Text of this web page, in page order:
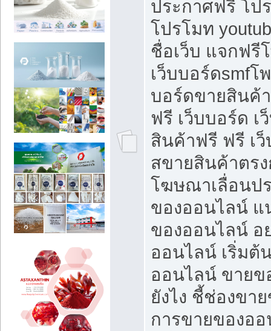
ประกาศฟรี โป
โปรโมท
ชื่อเว็บ แจกฟรี
เว็บบอร์ดsmfโ
บอร์ดขายสินค้
ฟรี เว็บบอร์ด เ
สินค้าฟรี ฟรี เ
สขายสินค้าตร
โฆษณาเลื่อนป
ของออนไลน์ แ
ของออนไลน์ อ
ออนไลน์ เริ่มต้
ออนไลน์ ขายข
ยังไง ชี้ช่องขา
การขายของออ